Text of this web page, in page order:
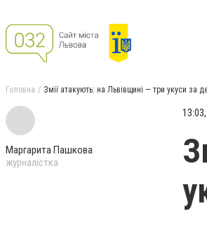
Головна Змії атакують: на Львівщині — три укуси за
Маргарита Пашкова
журналістка